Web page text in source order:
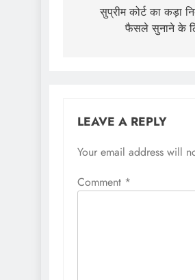
navigation
सुप्रीम कोर्ट का कड़ा
फैसले सुनाने के
LEAVE A REPLY
Your email address will
Comment *